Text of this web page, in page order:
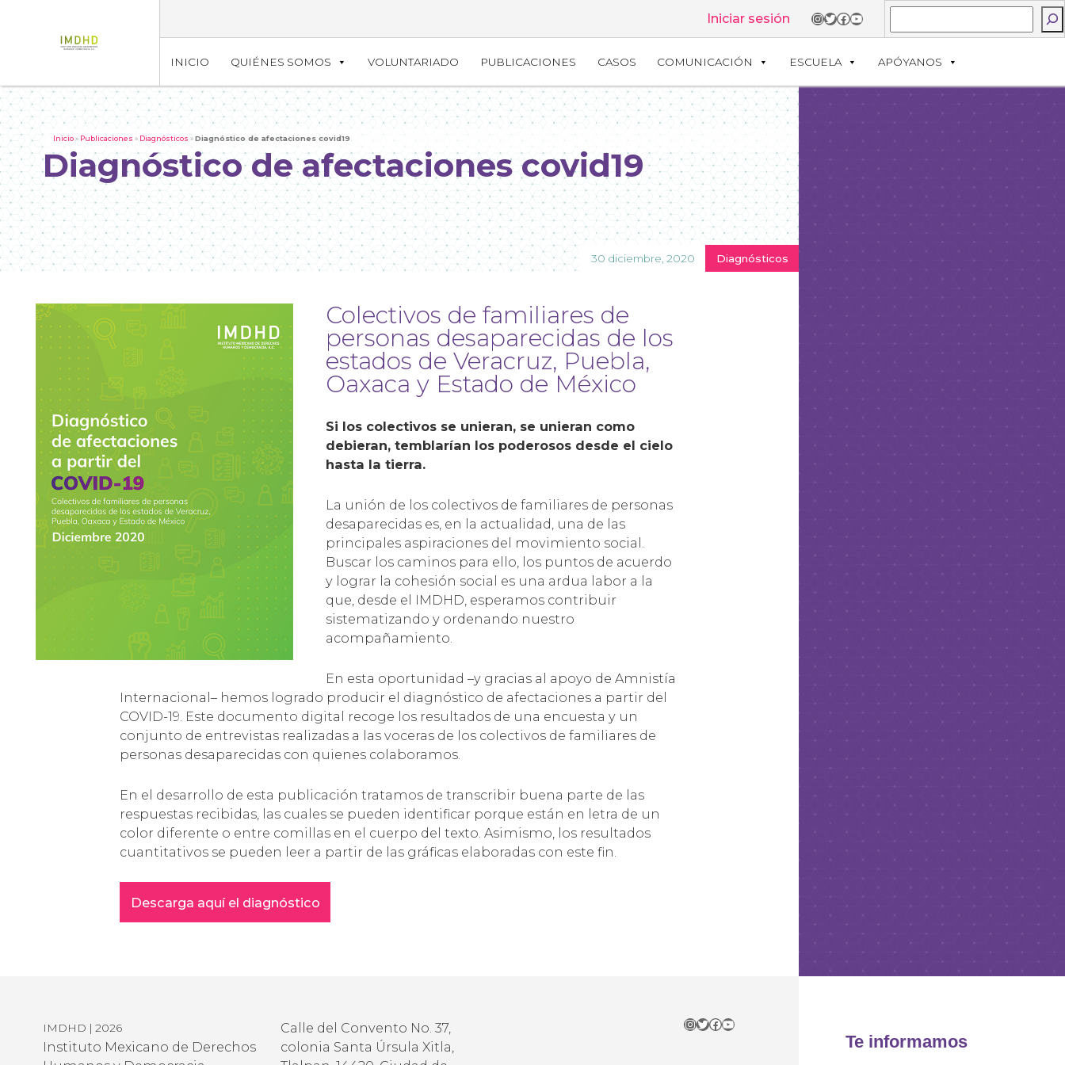
Buscar
Instagram
Twitter
Facebook
YouTube
Iniciar sesión
INICIO QUIÉNES SOMOS VOLUNTARIADO PUBLICACIONES CASOS COMUNICACIÓN ESCUELA APÓYANOS
Inicio» Publicaciones » Diagnósticos »Diagnóstico de afectaciones covid19
Diagnóstico de afectaciones covid19
Diagnósticos
30 diciembre, 2020
Colectivos de familiares de
personas desaparecidas de los
estados de Veracruz, Puebla,
Oaxaca y Estado de México
Si los colectivos se unieran, se unieran como
debieran, temblarían los poderosos desde el cielo
hasta la tierra.
La unión de los colectivos de familiares de personas
desaparecidas es, en la actualidad, una de las
principales aspiraciones del movimiento social.
Buscar los caminos para ello, los puntos de acuerdo
y lograr la cohesión social es una ardua labor a la
que, desde el IMDHD, esperamos contribuir
sistematizando y ordenando nuestro
acompañamiento.
En esta oportunidad –y gracias al apoyo de Amnistía
Internacional– hemos logrado producir el diagnóstico de afectaciones a partir del
COVID-19. Este documento digital recoge los resultados de una encuesta y un
conjunto de entrevistas realizadas a las voceras de los colectivos de familiares de
personas desaparecidas con quienes colaboramos.
En el desarrollo de esta publicación tratamos de transcribir buena parte de las
respuestas recibidas, las cuales se pueden identificar porque están en letra de un
color diferente o entre comillas en el cuerpo del texto. Asimismo, los resultados
cuantitativos se pueden leer a partir de las gráficas elaboradas con este fin.
Descarga aquí el diagnóstico
IMDHD | 2026
Instituto Mexicano de Derechos
Calle del Convento No. 37,
colonia Santa Úrsula Xitla,
Instagram
Twitter
Facebook
YouTube
Te informamos